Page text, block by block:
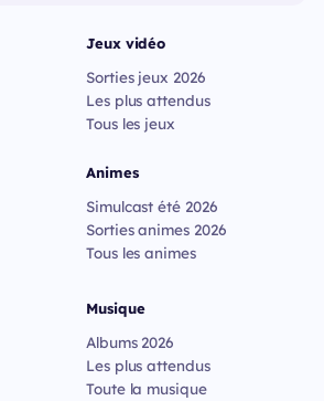
Jeux vidéo
Sorties jeux 2026
Les plus attendus
Tous les jeux
Animes
Simulcast été 2026
Sorties animes 2026
Tous les animes
Musique
Albums 2026
Les plus attendus
Toute la musique